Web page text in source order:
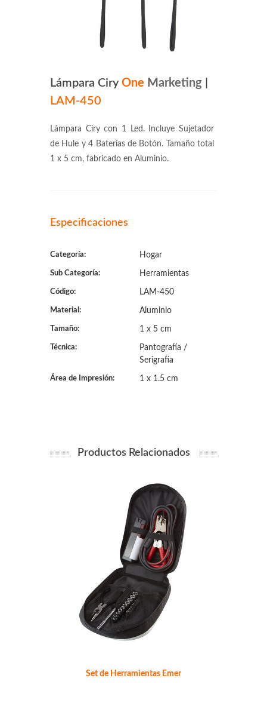
Lámpara Ciry One Marketing
LAM-450
Lámpara Ciry con 1 Led. Incluye Sujetador
de Hule y 4 Baterías de Botón. Tamaño total
1 x 5 cm, fabricado en Aluminio.
Especificaciones
Categoría: Hogar
Sub Categoría: Herramientas
Código: LAM-450
Material: Aluminio
Tamaño: 1 x 5 cm
Técnica:
Pantografía /
Serigrafía
Área de Impresión: 1 x 1.5 cm
Productos Relacionados
Set de Herramientas Emer